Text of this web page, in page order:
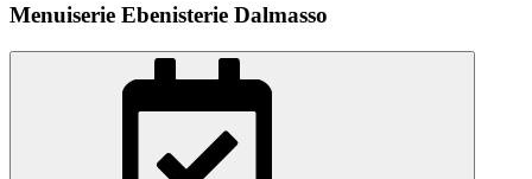
Menuiserie Ebenisterie Dalmasso